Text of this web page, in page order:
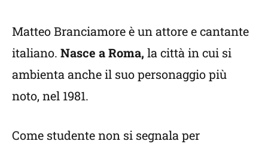
Matteo Branciamore è un attore e cantante
italiano. Nasce a Roma, la città in cui si
ambienta anche il suo personaggio più
noto, nel 1981.
Come studente non si segnala per